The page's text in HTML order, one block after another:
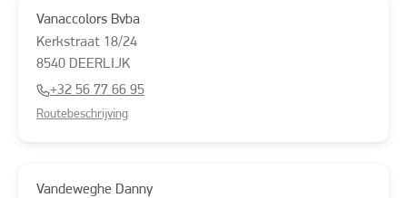
Vanaccolors Bvba
Kerkstraat 18/24
8540 DEERLIJK
+32 56 77 66 95
Routebeschrijving
Vandeweghe Danny